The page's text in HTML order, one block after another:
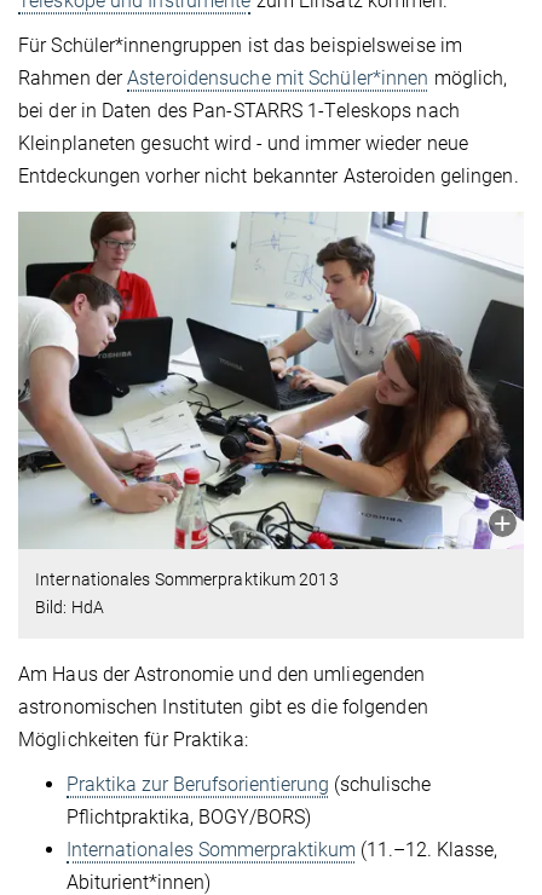
Für Schüler*innengruppen ist das beispielsweise im
Rahmen derAsteroidensuche mit Schüler*innen möglich,
bei der in Daten des Pan-STARRS 1-Teleskops nach
Kleinplaneten gesucht wird - und immer wieder neue
Entdeckungen vorher nicht bekannter Asteroiden gelingen.
Internationales Sommerpraktikum 2013
Bild: HdA
Am Haus der Astronomie und den umliegenden
astronomischen Instituten gibt es die folgenden
Möglichkeiten für Praktika:
Praktika zur Berufsorientierung (schulische
Pflichtpraktika, BOGY/BORS)
Internationales Sommerpraktikum (11.–12. Klasse,
Abiturient*innen)